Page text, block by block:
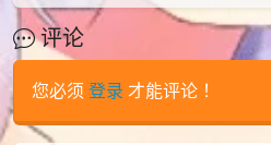
评论
您必须 登录 才能评论！